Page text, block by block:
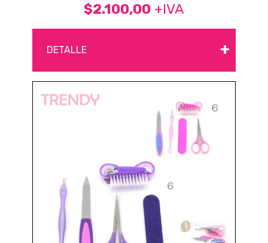
$2.100,00 +IVA
DETALLE +